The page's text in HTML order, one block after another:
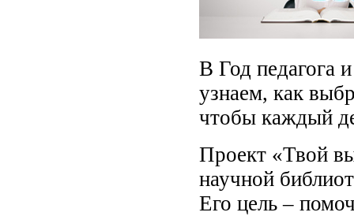
В Год педагога
узнаем, как
чтобы каждый
Проект «Твой
научной
Его цель –